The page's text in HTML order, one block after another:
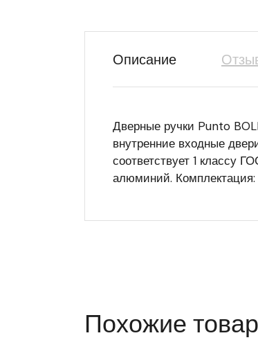
Описание
Дверные ручки Punto
внутренние входные
соответствует 1 классу
алюминий.
Похожие